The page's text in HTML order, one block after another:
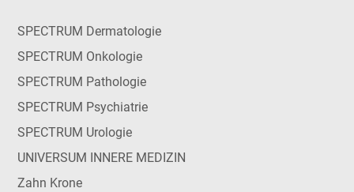
SPECTRUM Dermatologie
SPECTRUM Onkologie
SPECTRUM Pathologie
SPECTRUM Psychiatrie
SPECTRUM Urologie
UNIVERSUM INNERE MEDIZIN
Zahn Krone